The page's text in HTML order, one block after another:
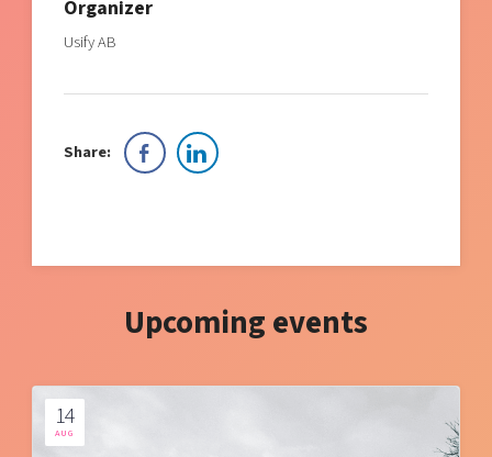
Organizer
Usify AB
Share:
Upcoming events
14
AUG